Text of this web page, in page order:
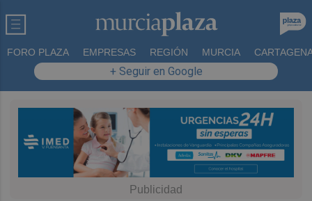
FORO PLAZA EMPRESAS REGIÓN MURCIA
+ Seguir en Google